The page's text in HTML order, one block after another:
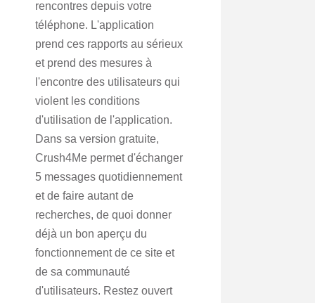
rencontres depuis votre
téléphone. L'application
prend ces rapports au sérieux
et prend des mesures à
l'encontre des utilisateurs qui
violent les conditions
d'utilisation de l'application.
Dans sa version gratuite,
Crush4Me permet d'échanger
5 messages quotidiennement
et de faire autant de
recherches, de quoi donner
déjà un bon aperçu du
fonctionnement de ce site et
de sa communauté
d'utilisateurs. Restez ouvert